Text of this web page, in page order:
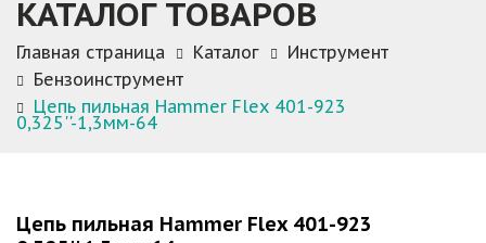
КАТАЛОГ ТОВАРОВ
Главная страница Каталог
Инструмент
Бензоинструмент
Цепь пильная Hammer Flex 401-923
0,325''-1,3мм-64
Цепь пильная Hammer Flex 401-923